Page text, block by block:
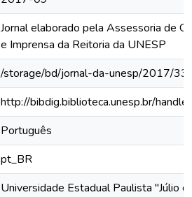
Jornal elaborado pela Assessoria de
e Imprensa da Reitoria da UNESP
/storage/bd/jornal-da-unesp/2017/
http://bibdig.biblioteca.unesp.br/
Português
pt_BR
Universidade Estadual Paulista "Júlio